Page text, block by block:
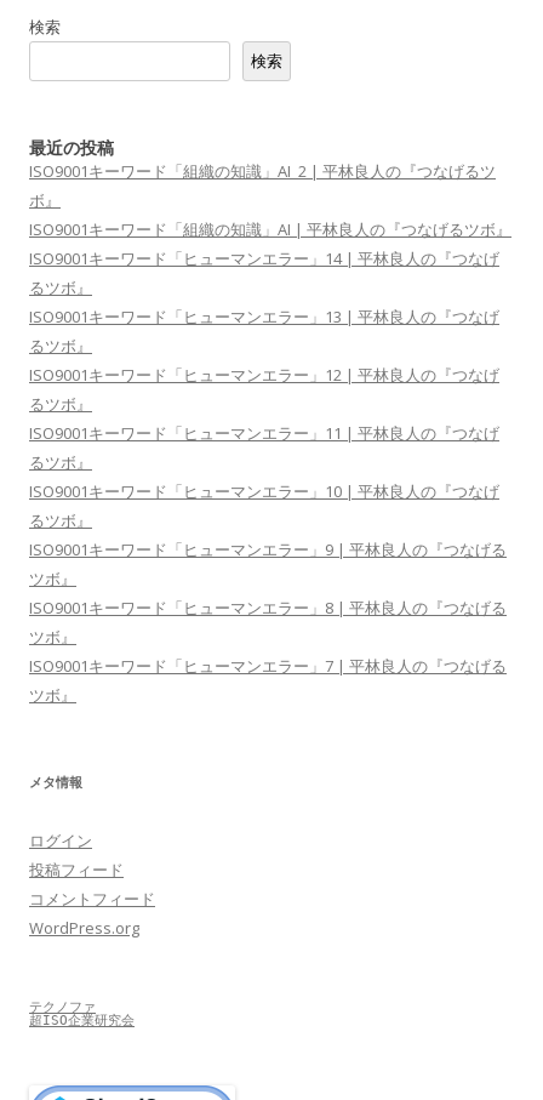
検索
検索
最近の投稿
ISO9001キーワード「組織の知識」AI_2 | 平林良人の『つなげるツ
ボ』
ISO9001キーワード「組織の知識」AI | 平林良人の『つなげるツボ』
ISO9001キーワード「ヒューマンエラー」14 | 平林良人の『つなげ
るツボ』
ISO9001キーワード「ヒューマンエラー」13 | 平林良人の『つなげ
るツボ』
ISO9001キーワード「ヒューマンエラー」12 | 平林良人の『つなげ
るツボ』
ISO9001キーワード「ヒューマンエラー」11 | 平林良人の『つなげ
るツボ』
ISO9001キーワード「ヒューマンエラー」10 | 平林良人の『つなげ
るツボ』
ISO9001キーワード「ヒューマンエラー」9 | 平林良人の『つなげる
ツボ』
ISO9001キーワード「ヒューマンエラー」8 | 平林良人の『つなげる
ツボ』
ISO9001キーワード「ヒューマンエラー」7 | 平林良人の『つなげる
ツボ』
メタ情報
ログイン
投稿フィード
コメントフィード
WordPress.org
テクノファ
超ISO企業研究会